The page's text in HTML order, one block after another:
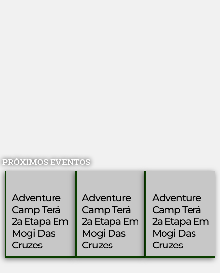
PRÓXIMOS EVENTOS
Adventure
Camp Terá
2a Etapa Em
Mogi Das
Cruzes
Adventure
Camp Terá
2a Etapa Em
Mogi Das
Cruzes
Adventure
Camp Terá
2a Etapa Em
Mogi Das
Cruzes